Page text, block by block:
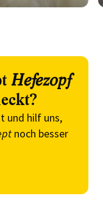
Hefezopf
und hilf uns,
noch besser